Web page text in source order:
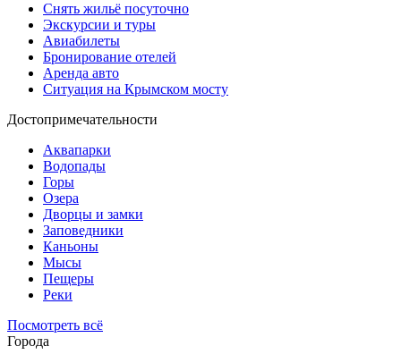
Снять жильё посуточно
Экскурсии и туры
Авиабилеты
Бронирование отелей
Аренда авто
Ситуация на Крымском мосту
Достопримечательности
Аквапарки
Водопады
Горы
Озера
Дворцы и замки
Заповедники
Каньоны
Мысы
Пещеры
Реки
Посмотреть всё
Города